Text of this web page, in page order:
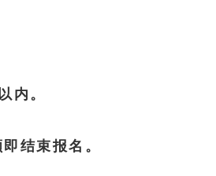
内。
结束报名。